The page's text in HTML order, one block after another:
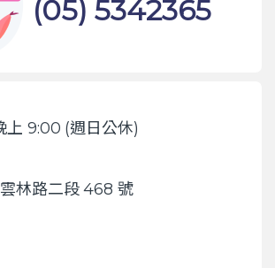
(05) 5342365
上 9:00 (週日公休)
林路二段 468 號